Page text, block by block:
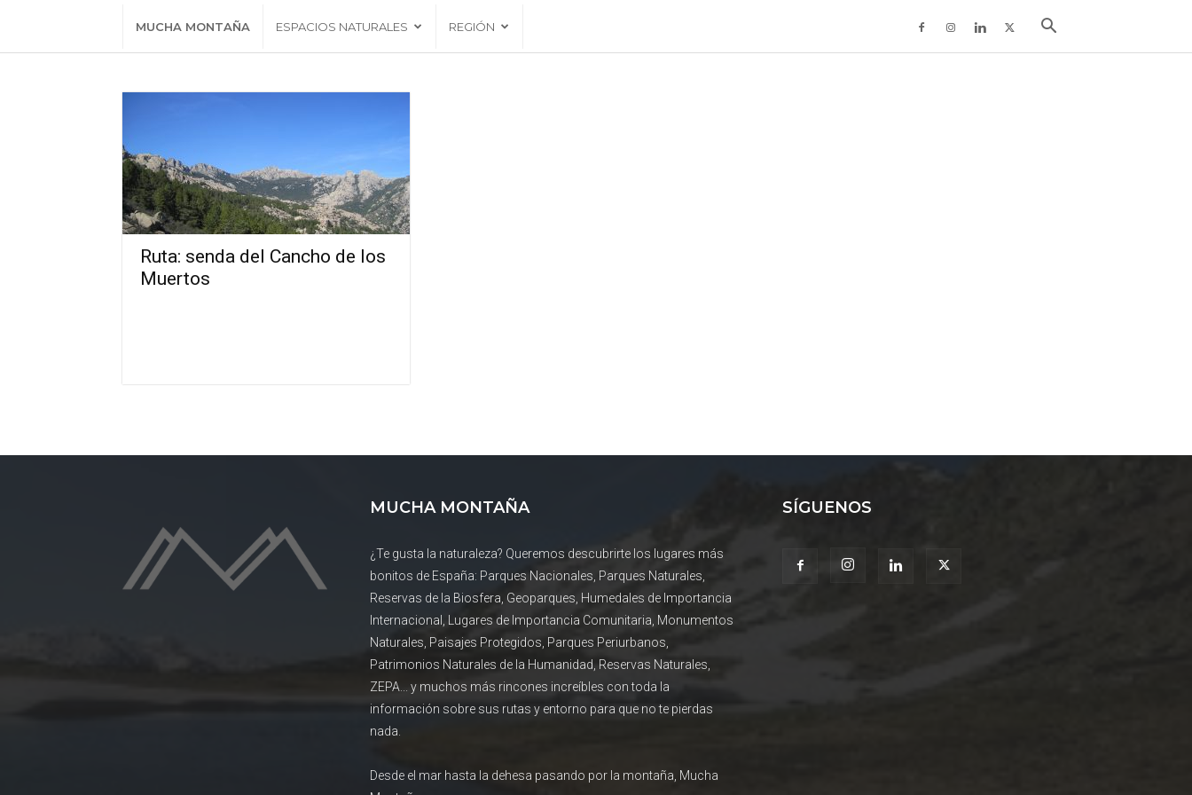
MUCHA MONTAÑA ESPACIOS NATURALES REGIÓN
Ruta: senda del Cancho de los
Muertos
MUCHA MONTAÑA
¿Te gusta la naturaleza? Queremos descubrirte los lugares más
bonitos de España: Parques Nacionales, Parques Naturales,
Reservas de la Biosfera, Geoparques, Humedales de Importancia
Internacional, Lugares de Importancia Comunitaria, Monumentos
Naturales, Paisajes Protegidos, Parques Periurbanos,
Patrimonios Naturales de la Humanidad, Reservas Naturales,
ZEPA... y muchos más rincones increíbles con toda la
información sobre sus rutas y entorno para que no te pierdas
nada.
Desde el mar hasta la dehesa pasando por la montaña, Mucha
SÍGUENOS